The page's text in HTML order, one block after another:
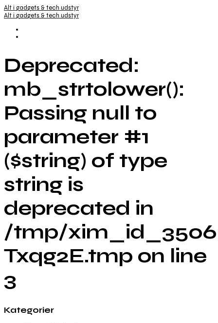
Alt i gadgets & tech udstyr
Alt i gadgets & tech udstyr
Deprecated:
mb_strtolower():
Passing null to
parameter #1
($string) of type
string is
deprecated in
/tmp/
Txqg2E.tmp on line
3
Kategorier